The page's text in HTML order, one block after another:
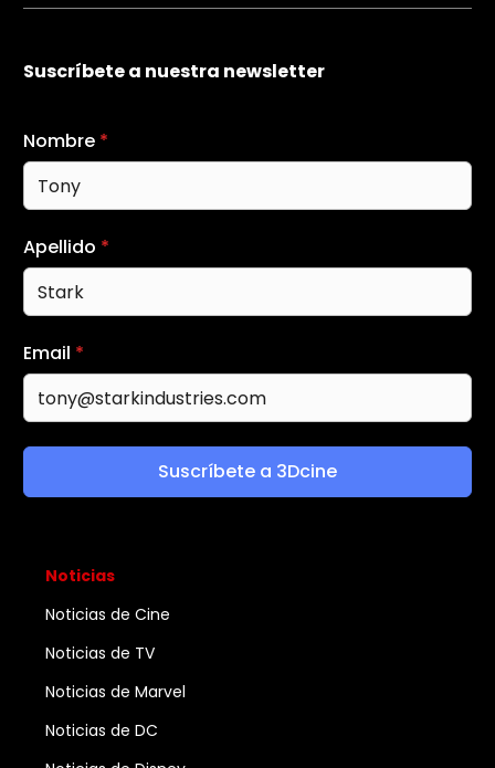
Suscríbete a nuestra newsletter
Nombre *
Apellido *
Email *
Suscríbete a 3Dcine
Noticias
Noticias de Cine
Noticias de TV
Noticias de Marvel
Noticias de DC